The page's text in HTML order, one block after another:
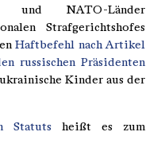
und NATO-Länder
Strafgerichtshofes
Haftbefehl nach Artikel
russischen Präsidenten
Kinder aus der
Statuts heißt es zum